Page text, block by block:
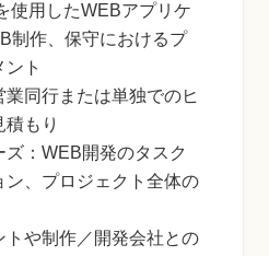
使用したWEBアプリケ
制作、保守におけるプ
ント
業同行または単独でのヒ
もり
ズ：WEB開発のタスク
ン、プロジェクト全体の
トや制作／開発会社との